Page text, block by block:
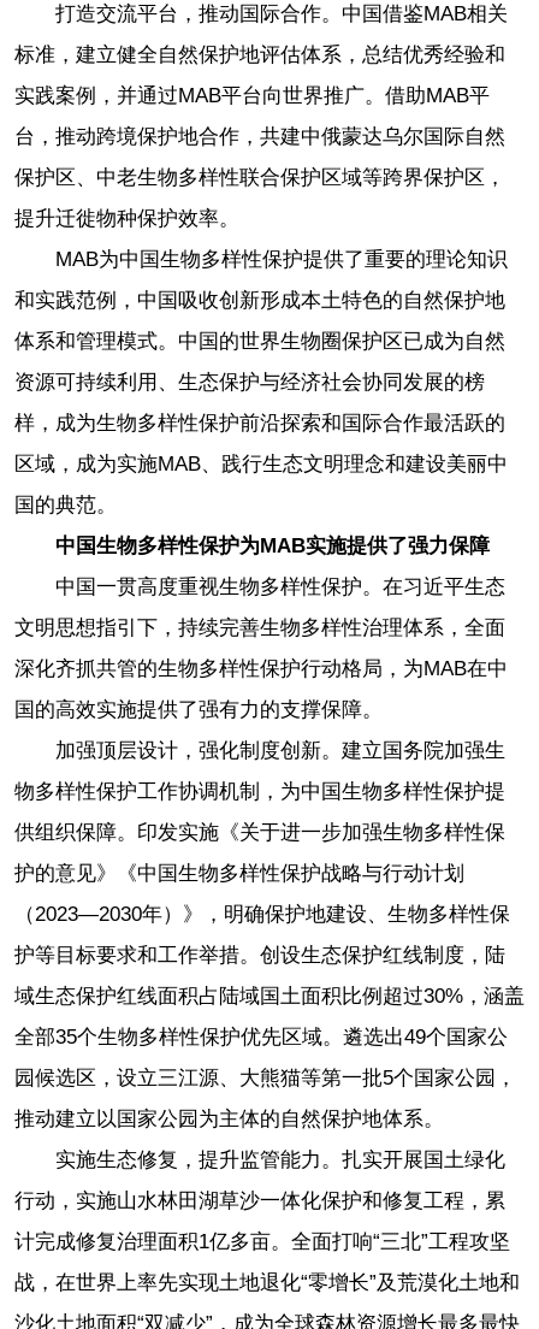
打造交流平台，推动国际合作。中国借鉴MAB相关
标准，建立健全自然保护地评估体系，总结优秀经验和
实践案例，并通过MAB平台向世界推广。借助MAB平
台，推动跨境保护地合作，共建中俄蒙达乌尔国际自然
保护区、中老生物多样性联合保护区域等跨界保护区，
提升迁徙物种保护效率。
MAB为中国生物多样性保护提供了重要的理论知识
和实践范例，中国吸收创新形成本土特色的自然保护地
体系和管理模式。中国的世界生物圈保护区已成为自然
资源可持续利用、生态保护与经济社会协同发展的榜
样，成为生物多样性保护前沿探索和国际合作最活跃的
区域，成为实施MAB、践行生态文明理念和建设美丽中
国的典范。
中国生物多样性保护为MAB实施提供了强力保障
中国一贯高度重视生物多样性保护。在习近平生态
文明思想指引下，持续完善生物多样性治理体系，全面
深化齐抓共管的生物多样性保护行动格局，为MAB在中
国的高效实施提供了强有力的支撑保障。
加强顶层设计，强化制度创新。建立国务院加强生
物多样性保护工作协调机制，为中国生物多样性保护提
供组织保障。印发实施《关于进一步加强生物多样性保
护的意见》《中国生物多样性保护战略与行动计划
（2023—2030年）》，明确保护地建设、生物多样性保
护等目标要求和工作举措。创设生态保护红线制度，陆
域生态保护红线面积占陆域国土面积比例超过30%，涵盖
全部35个生物多样性保护优先区域。遴选出49个国家公
园候选区，设立三江源、大熊猫等第一批5个国家公园，
推动建立以国家公园为主体的自然保护地体系。
实施生态修复，提升监管能力。扎实开展国土绿化
行动，实施山水林田湖草沙一体化保护和修复工程，累
计完成修复治理面积1亿多亩。全面打响“三北”工程攻坚
战，在世界上率先实现土地退化“零增长”及荒漠化土地和
沙化土地面积“双减少”，成为全球森林资源增长最多最快